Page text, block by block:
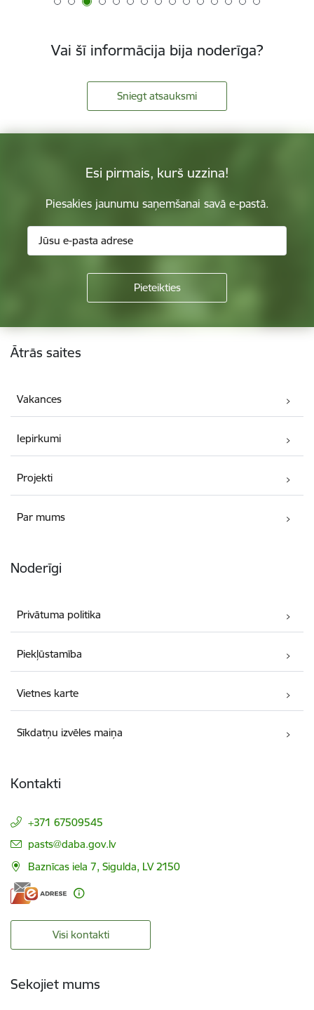
Vai šī informācija bija noderīga?
Sniegt atsauksmi
Esi pirmais, kurš uzzina!
Piesakies jaunumu saņemšanai savā e-pastā.
Kājene
Ātrās saites
Vakances
Iepirkumi
Projekti
Par mums
Noderīgi
Privātuma politika
Piekļūstamība
Vietnes karte
Sīkdatņu izvēles maiņa
Kontakti
+371 67509545
E-pasts:
pasts@daba.gov.lv
Baznīcas iela 7, Sigulda, LV 2150
Visi kontakti
Sekojiet mums